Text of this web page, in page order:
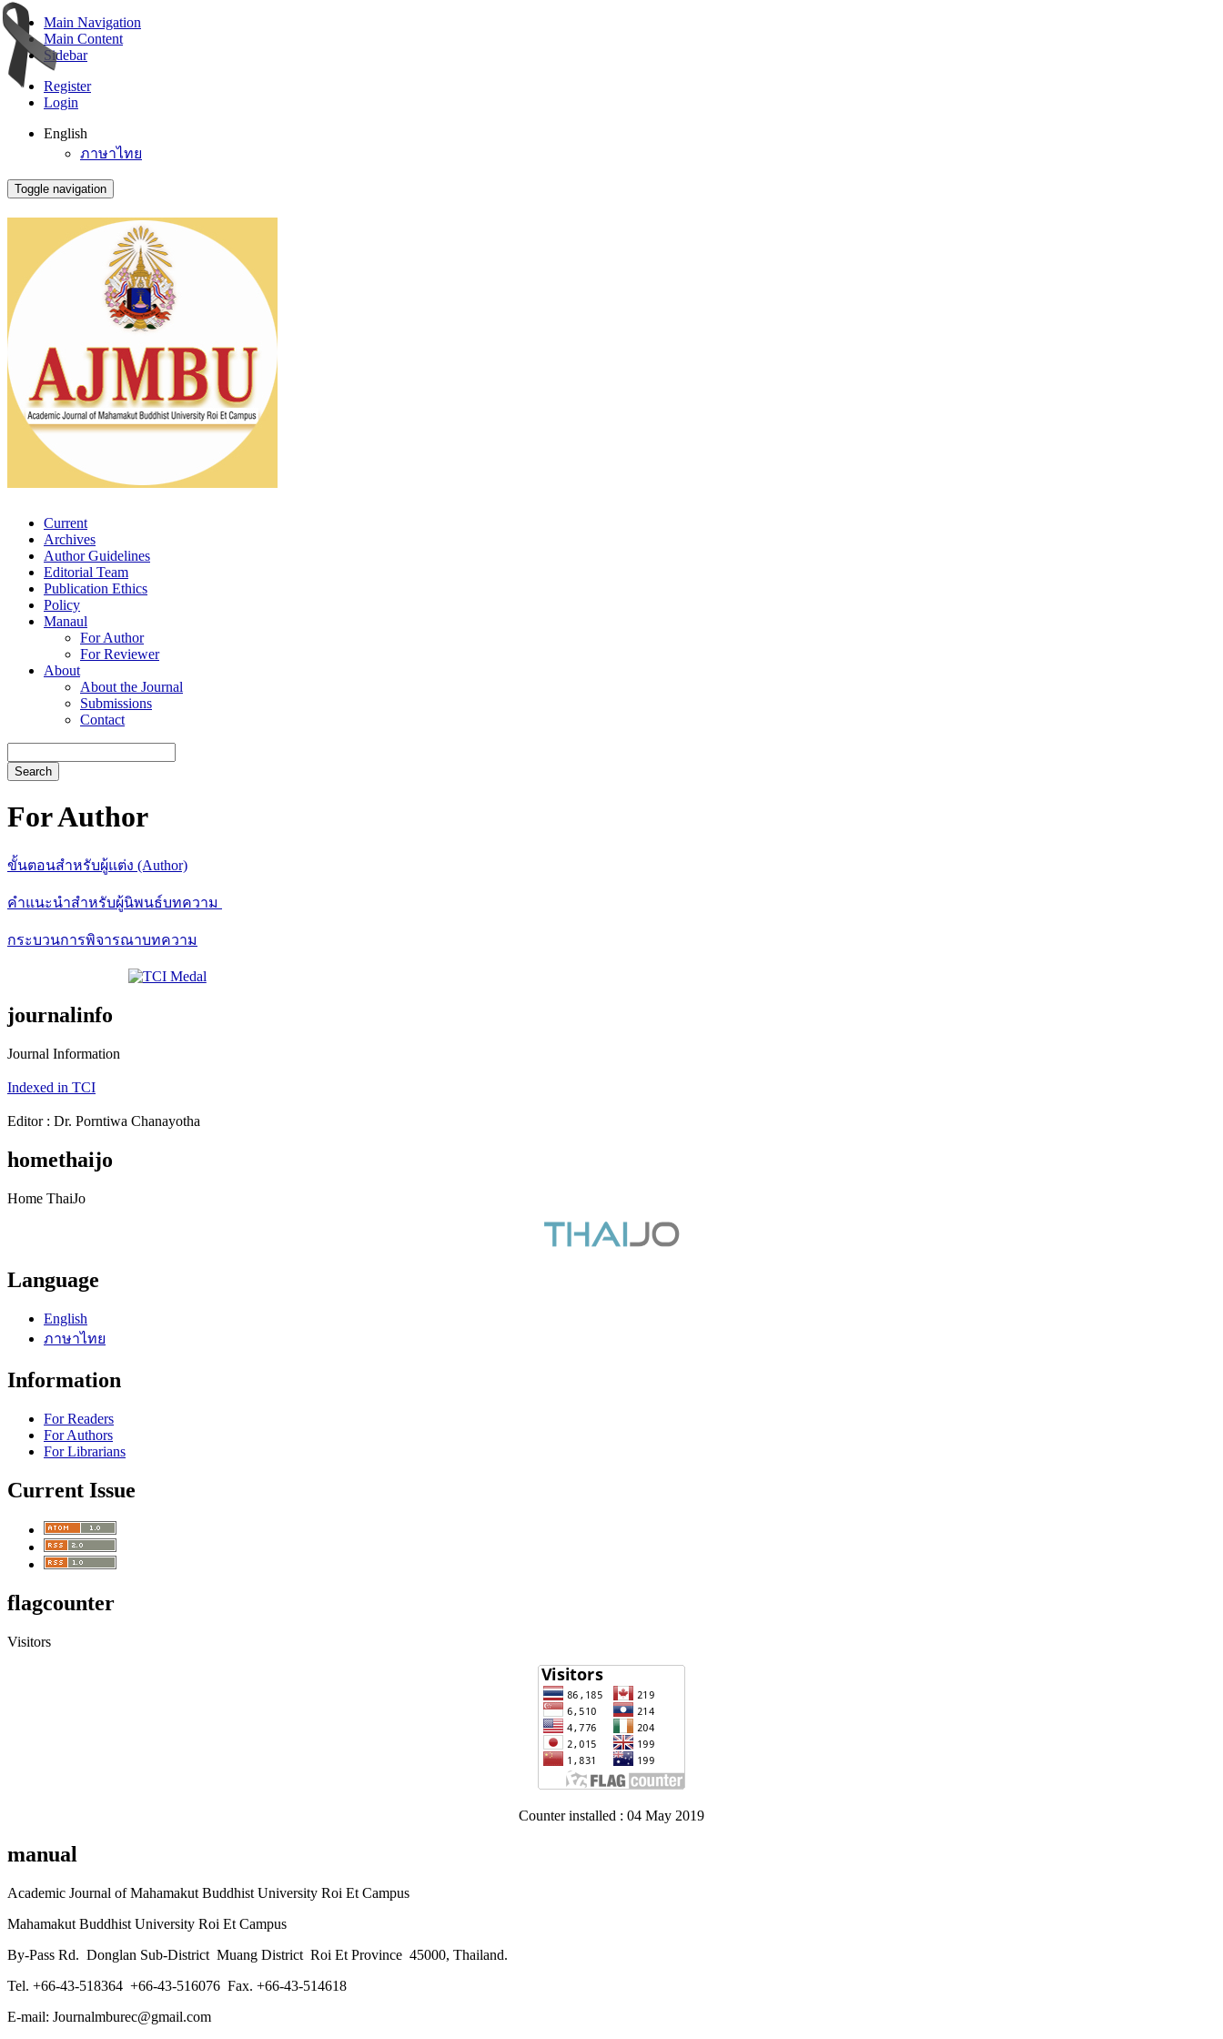
Main Navigation
Main Content
Sidebar
Register
Login
English
ภาษาไทย
Toggle navigation
Current
Archives
Author Guidelines
Editorial Team
Publication Ethics
Policy
Manaul
For Author
For Reviewer
About
About the Journal
Submissions
Contact
Search
For Author
ขั้นตอนสำหรับผู้แต่ง (Author)
คำแนะนำสำหรับผู้นิพนธ์บทความ
กระบวนการพิจารณาบทความ
journalinfo
Journal Information
Indexed in TCI
Editor : Dr. Porntiwa Chanayotha
homethaijo
Home ThaiJo
Language
English
ภาษาไทย
Information
For Readers
For Authors
For Librarians
Current Issue
flagcounter
Visitors
Counter installed : 04 May 2019
manual
Academic Journal of Mahamakut Buddhist University Roi Et Campus
Mahamakut Buddhist University Roi Et Campus
By-Pass Rd. Donglan Sub-District Muang District Roi Et Province 45000, Thailand.
Tel. +66-43-518364 +66-43-516076 Fax. +66-43-514618
E-mail: Journalmburec@gmail.com